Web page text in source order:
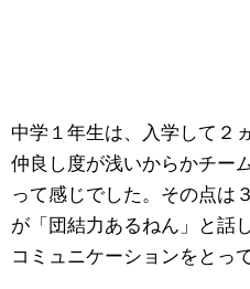
中学１年生は、入学して２
仲良し度が浅いからかチー
って感じでした。その点は
が「団結力あるねん」と話
コミュニケーションをとっ